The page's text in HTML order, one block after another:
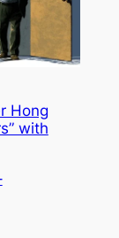
Hong
with